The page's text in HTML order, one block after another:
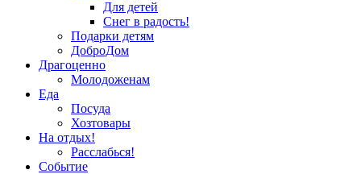
Для детей
Снег в радость!
Подарки детям
ДоброДом
Драгоценно
Молодоженам
Еда
Посуда
Хозтовары
На отдых!
Расслабься!
Событие